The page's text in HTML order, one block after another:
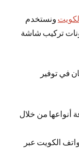
ونستخدم
تركيب شاشة
في توفير
أنواعها من خلال
الكويت عبر